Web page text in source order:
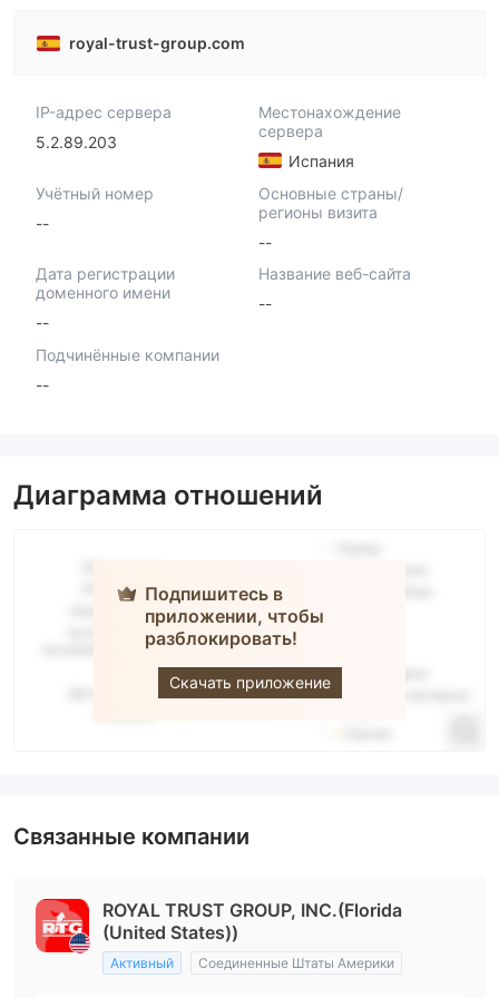
royal-trust-group.com
IP-адрес сервера
5.2.89.203
Местонахождение
сервера
Испания
Учётный номер
--
Основные страны/
регионы визита
--
Дата регистрации
доменного имени
--
Название веб-сайта
--
Подчинённые компании
--
Диаграмма отношений
Подпишитесь в
приложении, чтобы
разблокировать!
Скачать приложение
RTG
Связанные компании
ROYAL TRUST GROUP, INC.(Florida
(United States))
Активный Соединенные Штаты Америки